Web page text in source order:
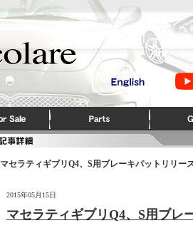
マセラティギブリQ4、S用ブレーキパットリリー
2015年05月15日
マセラティギブリQ4、S用ブレ